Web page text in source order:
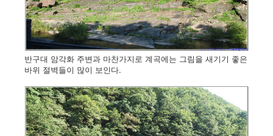
반구대 암각화 주변과 마찬가지로 계곡에는 그림을 새기기 좋은
바위 절벽들이 많이 보인다.